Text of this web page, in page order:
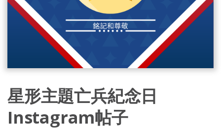
星形主題亡兵紀念日
Instagram帖子